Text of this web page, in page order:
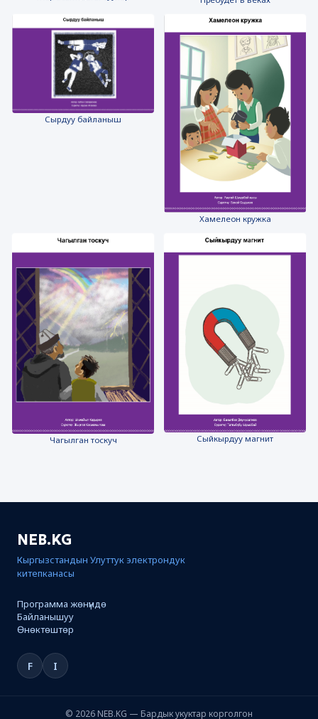
Сырдуу байланыш
Хамелеон кружка
Чагылган тоскуч Сыйкырдуу магнит
NEB.KG
Кыргызстандын Улуттук электрондук
китепканасы
Программа жөнүндө
Байланышуу
Өнөктөштөр
F I
© 2026 NEB.KG — Бардык укуктар корголгон